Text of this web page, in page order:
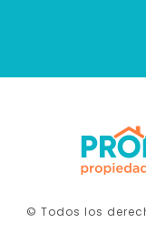
© Todos los